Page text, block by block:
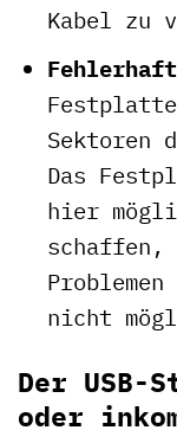
Kabel zu
Sektoren
Das
hier
schaffen,
nicht
Der
oder